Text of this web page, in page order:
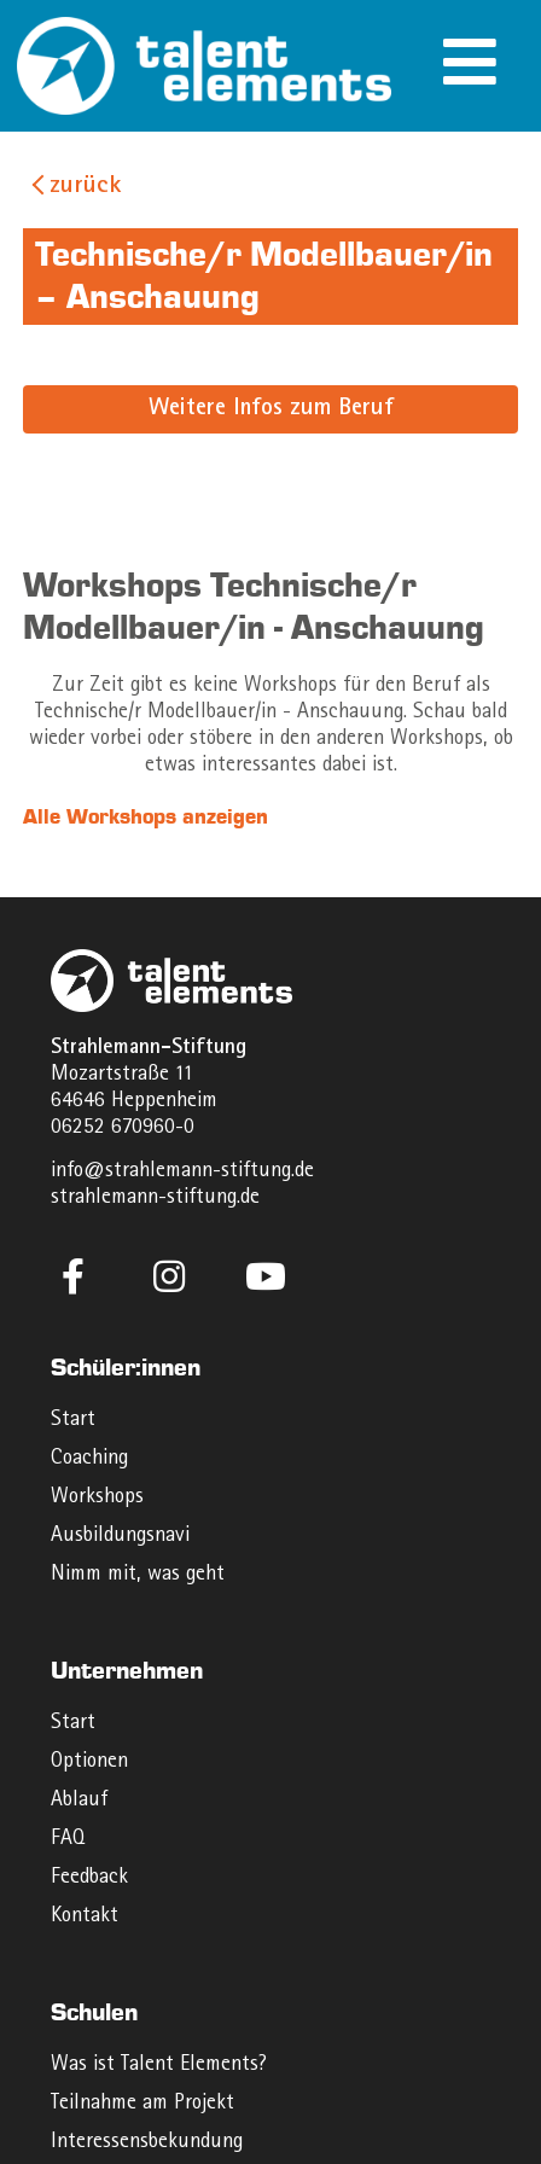
zurück
Technische/r Modellbauer/in
– Anschauung
Weitere Infos zum Beruf
Workshops Technische/r
Modellbauer/in - Anschauung
Zur Zeit gibt es keine Workshops für den Beruf als
Technische/r Modellbauer/in - Anschauung. Schau bald
wieder vorbei oder stöbere in den anderen Workshops, ob
etwas interessantes dabei ist.
Alle Workshops anzeigen
Strahlemann-Stiftung
Mozartstraße 11
64646 Heppenheim
06252 670960-0
info@strahlemann-stiftung.de
strahlemann-stiftung.de
Schüler:innen
Start
Coaching
Workshops
Ausbildungsnavi
Nimm mit, was geht
Unternehmen
Start
Optionen
Ablauf
FAQ
Feedback
Kontakt
Schulen
Was ist Talent Elements?
Teilnahme am Projekt
Interessensbekundung